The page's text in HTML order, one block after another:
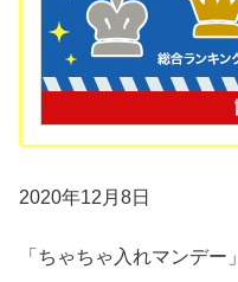
2020年12月8日
「ちゃちゃ入れマンデー」